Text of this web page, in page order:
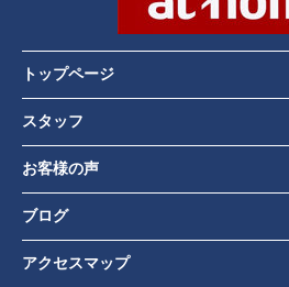
トップページ
スタッフ
お客様の声
ブログ
アクセスマップ